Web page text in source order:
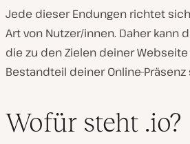
Jede dieser Endungen richtet
Art von Nutzer/innen. Daher kann
die zu den Zielen deiner
Bestandteil deiner Online-Präsenz
Wofür steht .io?